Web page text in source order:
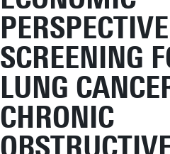
SCREENING
LUNG
CHRONIC